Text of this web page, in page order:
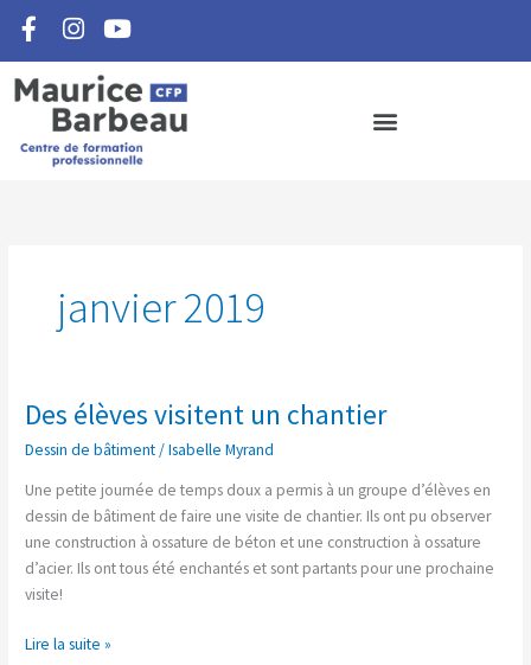
contenu
F
a
c
e
b
o
I
n
s
t
a
g
r
Y
o
u
t
u
b
e
janvier 2019
Des élèves visitent un chantier
Dessin de bâtiment/Isabelle Myrand
Une petite journée de temps doux a permis à un groupe d’élèves en
dessin de bâtiment de faire une visite de chantier. Ils ont pu observer
une construction à ossature de béton et une construction à ossature
d’acier. Ils ont tous été enchantés et sont partants pour une prochaine
visite!
Des
visitent
un
chantier
Lire la suite »